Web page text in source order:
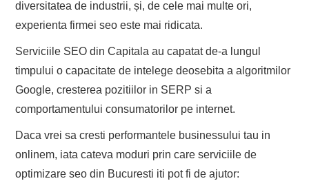
diversitatea de industrii, și, de cele mai multe ori,
experienta firmei seo este mai ridicata.
Serviciile SEO din Capitala au capatat de-a lungul
timpului o capacitate de intelege deosebita a algoritmilor
Google, cresterea pozitiilor in SERP si a
comportamentului consumatorilor pe internet.
Daca vrei sa cresti performantele businessului tau in
onlinem, iata cateva moduri prin care serviciile de
optimizare seo din Bucuresti iti pot fi de ajutor: